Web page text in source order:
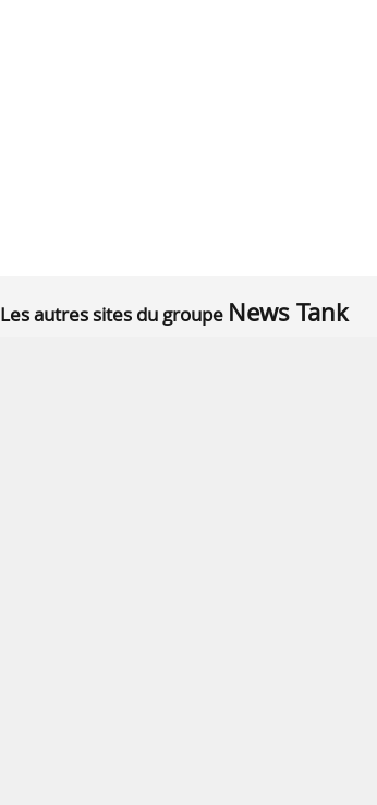
Les autres sites du groupe News Tank